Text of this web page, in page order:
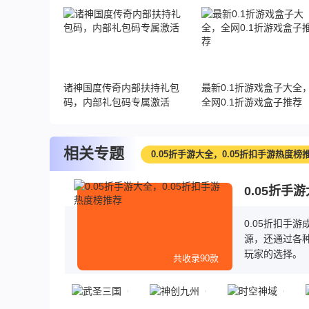
诸神国度传奇内部扶持礼包
码，内部礼包码专属激活
最新0.1折游戏盒子大全
全网0.1折游戏盒子推荐
相关专题 0.05折手游大全，0.05折扣手游热度榜
共收录90款
0.05折手
0.05折扣手游
源，还通过各
玩家的选择。